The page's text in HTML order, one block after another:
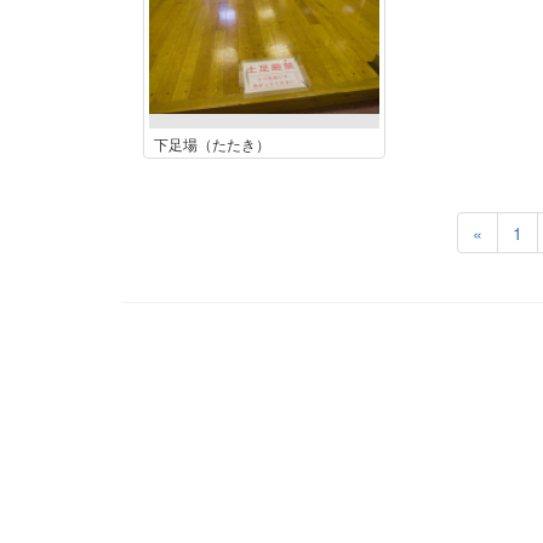
下足場（たたき）
« 1